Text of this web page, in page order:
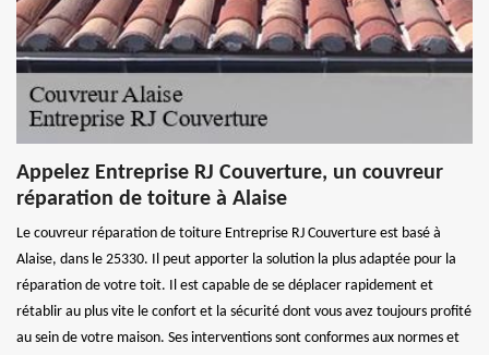
Appelez Entreprise RJ Couverture, un couvreur
réparation de toiture à Alaise
Le couvreur réparation de toiture Entreprise RJ Couverture est basé à
Alaise, dans le 25330. Il peut apporter la solution la plus adaptée pour la
réparation de votre toit. Il est capable de se déplacer rapidement et
rétablir au plus vite le confort et la sécurité dont vous avez toujours profité
au sein de votre maison. Ses interventions sont conformes aux normes et